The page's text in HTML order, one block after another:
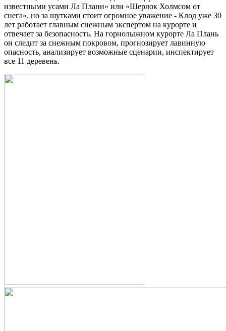
известными усами Ла Плани» или «Шерлок Холмсом от
снега», но за шутками стоит огромное уважение - Клод уже 30
лет работает главным снежным экспертом на курорте и
отвечает за безопасность. На горнолыжном курорте Ла Плань
он следит за снежным покровом, прогнозирует лавинную
опасность, анализирует возможные сценарии, инспектирует
все 11 деревень.